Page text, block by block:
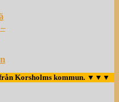
Korsholms kommun.▼▼▼